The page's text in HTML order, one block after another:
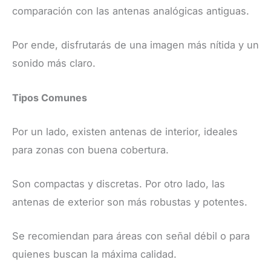
comparación con las antenas analógicas antiguas.
Por ende, disfrutarás de una imagen más nítida y un
sonido más claro.
Tipos Comunes
Por un lado, existen antenas de interior, ideales
para zonas con buena cobertura.
Son compactas y discretas. Por otro lado, las
antenas de exterior son más robustas y potentes.
Se recomiendan para áreas con señal débil o para
quienes buscan la máxima calidad.